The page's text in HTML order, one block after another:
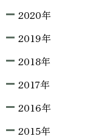
2020年
2019年
2018年
2017年
2016年
2015年